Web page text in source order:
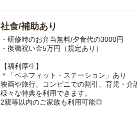
社食/補助あり
・研修時のお弁当無料/夕食代の3000円
・復職祝い金5万円（規定あり）
【福利厚生】
＊「ベネフィット・ステーション」あり
映画や旅行、コンビニでの割引、育児・介
様々な特典を利用できます。
2親等以内のご家族も利用可能◎